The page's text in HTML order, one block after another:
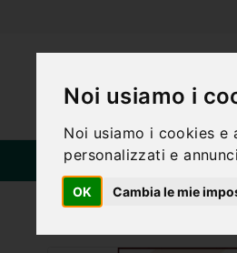
Noi usiamo i
Noi usiamo i cookies
personalizzati e
OK Cambia le mie
CATEGORIE
Home